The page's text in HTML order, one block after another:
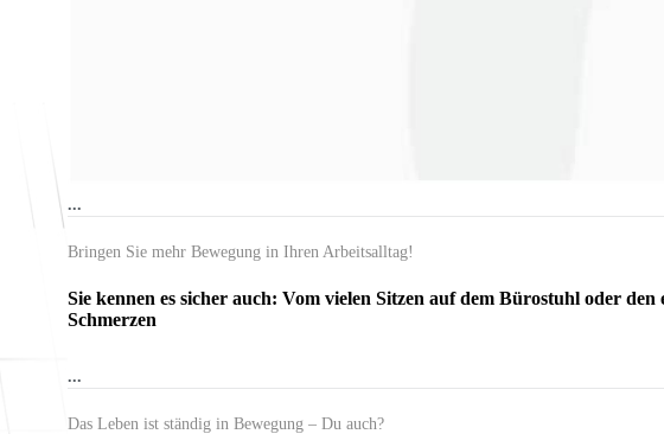
...
Bringen Sie mehr Bewegung in Ihren Arbeitsalltag!
Sie kennen es sicher auch: Vom vielen Sitzen auf dem Bürostuhl oder
Schmerzen
...
Das Leben ist ständig in Bewegung – Du auch?